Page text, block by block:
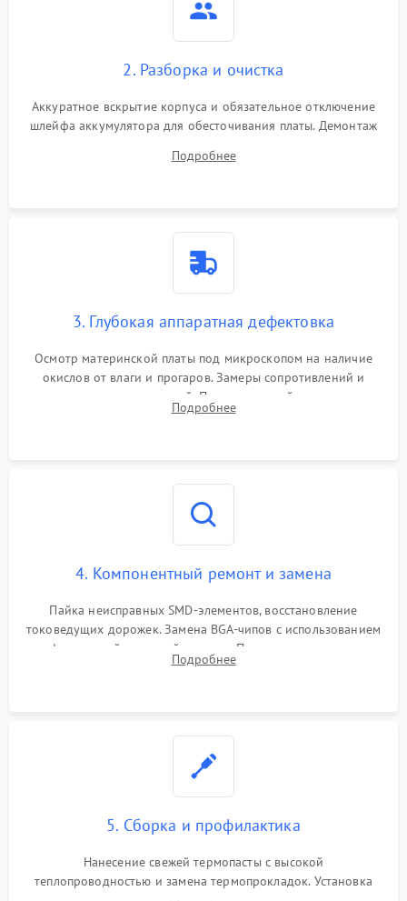
2. Разборка и очистка
Аккуратное вскрытие корпуса и обязательное отключение
шлейфа аккумулятора для обесточивания платы. Демонтаж
высохшей термопасты с кристаллов чипов.
Подробнее
3. Глубокая аппаратная дефектовка
Осмотр материнской платы под микроскопом на наличие
окислов от влаги и прогаров. Замеры сопротивлений и
дежурных напряжений. Проверка цепей питания,
мультиконтроллера, процессора и видеочипа.
Подробнее
4. Компонентный ремонт и замена
Пайка неисправных SMD-элементов, восстановление
токоведущих дорожек. Замена BGA-чипов с использованием
инфракрасной паяльной станции. Прошивка микросхемы
BIOS или замена поврежденных портов USB
Подробнее
5. Сборка и профилактика
Нанесение свежей термопасты с высокой
теплопроводностью и замена термопрокладок. Установка